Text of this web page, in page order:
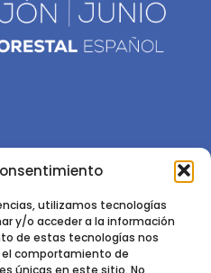
utilizamos tecnologías
y/o acceder a la información
de estas tecnologías nos
comportamiento de
únicas en este sitio. No
promovida por laSociedad
Forestales, INIA-CSIC
7,5 - 28040 Madrid